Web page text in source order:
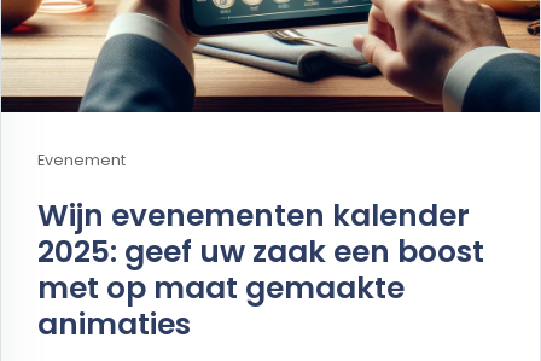
Evenement
Wijn evenementen kalender
2025: geef uw zaak een boost
met op maat gemaakte
animaties